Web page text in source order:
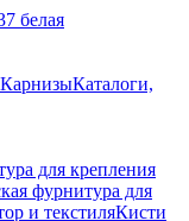
белая
КарнизыКаталоги,
для крепления
фурнитура для
и текстиляКисти